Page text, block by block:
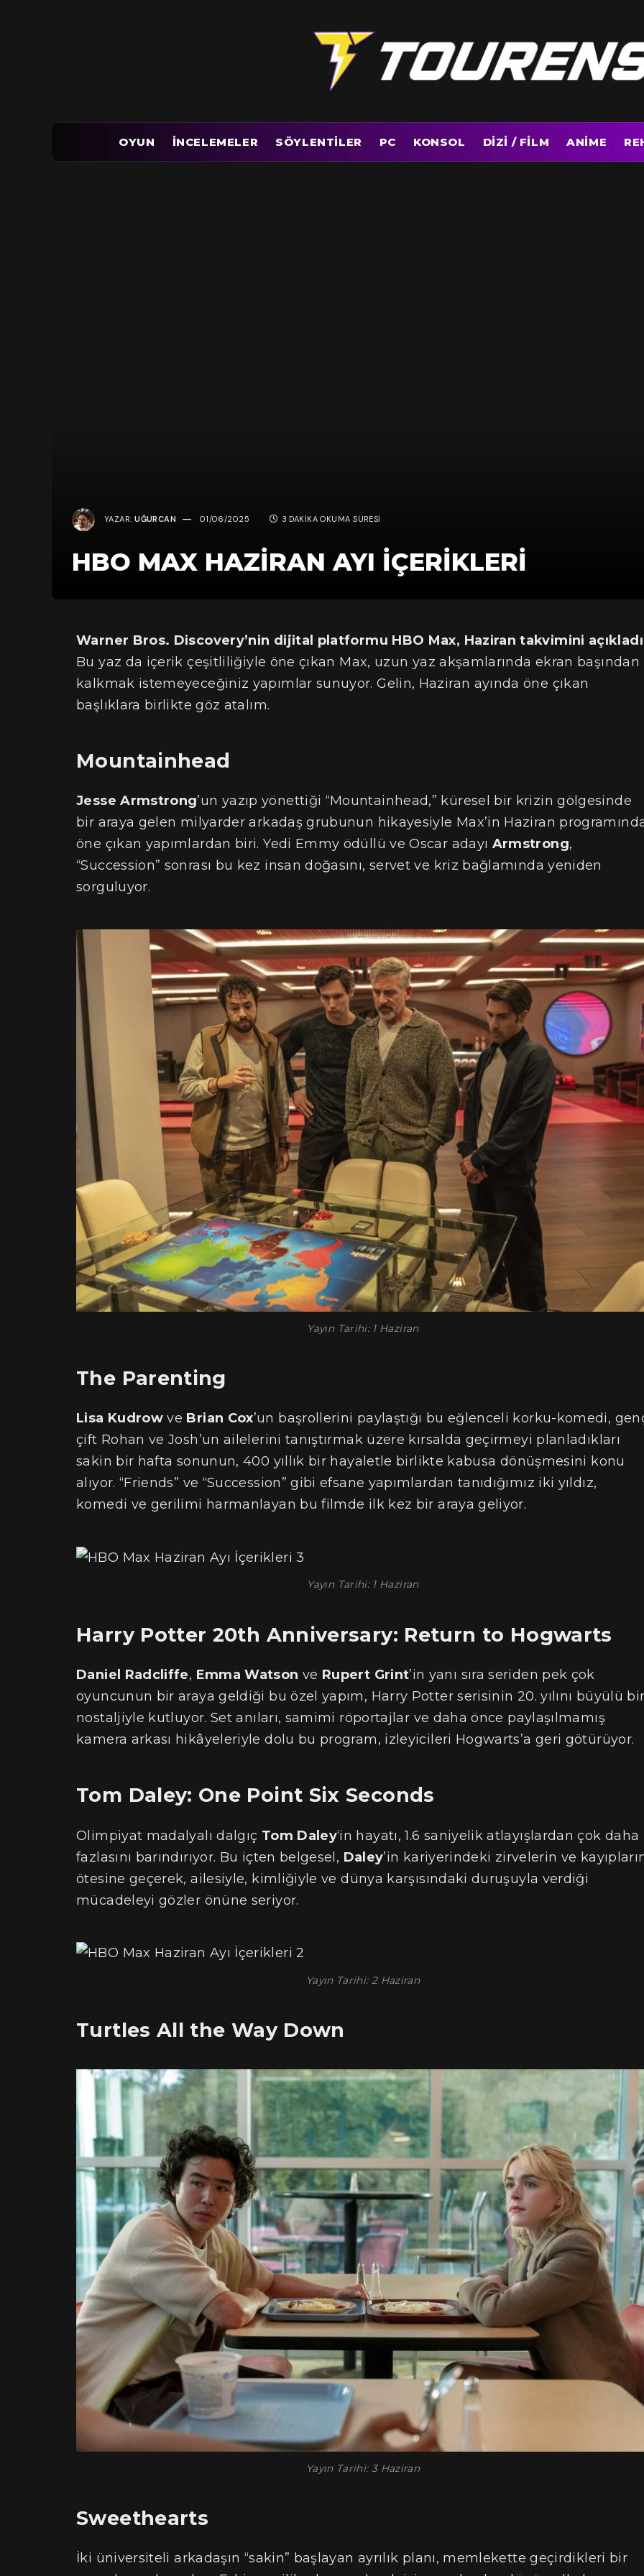
OYUN İNCELEMELER SÖYLENTILER PC KONSOL DIZI / FILM ANIME
YAZAR: UĞURCAN 01/06/2025 3 DAKIKA OKUMA SÜRESI
HBO MAX HAZİRAN AYI İÇERİKLERİ
Warner Bros. Discovery’nin dijital platformu HBO Max, Haziran takvimini
Bu yaz da içerik çeşitliliğiyle öne çıkan Max, uzun yaz akşamlarında ekran başından
kalkmak istemeyeceğiniz yapımlar sunuyor. Gelin, Haziran ayında öne çıkan
başlıklara birlikte göz atalım.
Mountainhead
Jesse Armstrong’un yazıp yönettiği “Mountainhead,” küresel bir krizin gölgesinde
bir araya gelen milyarder arkadaş grubunun hikayesiyle Max’in Haziran
öne çıkan yapımlardan biri. Yedi Emmy ödüllü ve Oscar adayı Armstrong,
“Succession” sonrası bu kez insan doğasını, servet ve kriz bağlamında yeniden
sorguluyor.
Yayın Tarihi: 1 Haziran
The Parenting
Lisa Kudrow ve Brian Cox’un başrollerini paylaştığı bu eğlenceli korku-komedi,
çift Rohan ve Josh’un ailelerini tanıştırmak üzere kırsalda geçirmeyi planladıkları
sakin bir hafta sonunun, 400 yıllık bir hayaletle birlikte kabusa dönüşmesini konu
alıyor. “Friends” ve “Succession” gibi efsane yapımlardan tanıdığımız iki yıldız,
komedi ve gerilimi harmanlayan bu filmde ilk kez bir araya geliyor.
Yayın Tarihi: 1 Haziran
Harry Potter 20th Anniversary: Return to Hogwarts
Daniel Radcliffe, Emma Watson ve Rupert Grint’in yanı sıra seriden pek çok
oyuncunun bir araya geldiği bu özel yapım, Harry Potter serisinin 20. yılını büyülü
nostaljiyle kutluyor. Set anıları, samimi röportajlar ve daha önce paylaşılmamış
kamera arkası hikâyeleriyle dolu bu program, izleyicileri Hogwarts’a geri götürüyor.
Tom Daley: One Point Six Seconds
Olimpiyat madalyalı dalgıç Tom Daley‘in hayatı, 1.6 saniyelik atlayışlardan çok daha
fazlasını barındırıyor. Bu içten belgesel, Daley’in kariyerindeki zirvelerin ve
ötesine geçerek, ailesiyle, kimliğiyle ve dünya karşısındaki duruşuyla verdiği
mücadeleyi gözler önüne seriyor.
Yayın Tarihi: 2 Haziran
Turtles All the Way Down
Yayın Tarihi: 3 Haziran
Sweethearts
İki üniversiteli arkadaşın “sakin” başlayan ayrılık planı, memlekette geçirdikleri bir